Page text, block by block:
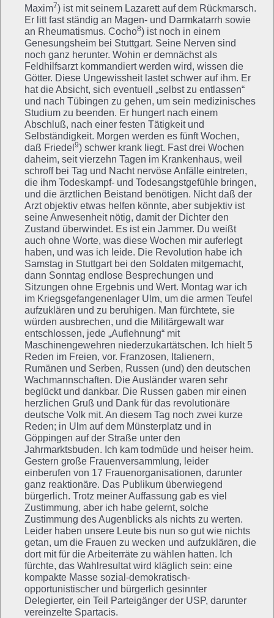
Maxim7) ist mit seinem Lazarett auf dem Rückmarsch.
Er litt fast ständig an Magen- und Darmkatarrh sowie
an Rheumatismus. Cocho8) ist noch in einem
Genesungsheim bei Stuttgart. Seine Nerven sind
noch ganz herunter. Wohin er demnächst als
Feldhilfsarzt kommandiert werden wird, wissen die
Götter. Diese Ungewissheit lastet schwer auf ihm. Er
hat die Absicht, sich eventuell „selbst zu entlassen“
und nach Tübingen zu gehen, um sein medizinisches
Studium zu beenden. Er hungert nach einem
Abschluß, nach einer festen Tätigkeit und
Selbständigkeit. Morgen werden es fünft Wochen,
daß Friedel 9) schwer krank liegt. Fast drei Wochen
daheim, seit vierzehn Tagen im Krankenhaus, weil
schroff bei Tag und Nacht nervöse Anfälle eintreten,
die ihm Todeskampf- und Todesangstgefühle bringen,
und die ärztlichen Beistand benötigen. Nicht daß der
Arzt objektiv etwas helfen könnte, aber subjektiv ist
seine Anwesenheit nötig, damit der Dichter den
Zustand überwindet. Es ist ein Jammer. Du weißt
auch ohne Worte, was diese Wochen mir auferlegt
haben, und was ich leide. Die Revolution habe ich
Samstag in Stuttgart bei den Soldaten mitgemacht,
dann Sonntag endlose Besprechungen und
Sitzungen ohne Ergebnis und Wert. Montag war ich
im Kriegsgefangenenlager Ulm, um die armen Teufel
aufzuklären und zu beruhigen. Man fürchtete, sie
würden ausbrechen, und die Militärgewalt war
entschlossen, jede „Auflehnung“ mit
Maschinengewehren niederzukartätschen. Ich hielt 5
Reden im Freien, vor. Franzosen, Italienern,
Rumänen und Serben, Russen (und) den deutschen
Wachmannschaften. Die Ausländer waren sehr
beglückt und dankbar. Die Russen gaben mir einen
herzlichen Gruß und Dank für das revolutionäre
deutsche Volk mit. An diesem Tag noch zwei kurze
Reden; in Ulm auf dem Münsterplatz und in
Göppingen auf der Straße unter den
Jahrmarktsbuden. Ich kam todmüde und heiser heim.
Gestern große Frauenversammlung, leider
einberufen von 17 Frauenorganisationen, darunter
ganz reaktionäre. Das Publikum überwiegend
bürgerlich. Trotz meiner Auffassung gab es viel
Zustimmung, aber ich habe gelernt, solche
Zustimmung des Augenblicks als nichts zu werten.
Leider haben unsere Leute bis nun so gut wie nichts
getan, um die Frauen zu wecken und aufzuklären, die
dort mit für die Arbeiterräte zu wählen hatten. Ich
fürchte, das Wahlresultat wird kläglich sein: eine
kompakte Masse sozial-demokratisch-
opportunistischer und bürgerlich gesinnter
Delegierter, ein Teil Parteigänger der USP, darunter
vereinzelte Spartacis.